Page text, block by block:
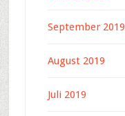
September 2019
August 2019
Juli 2019